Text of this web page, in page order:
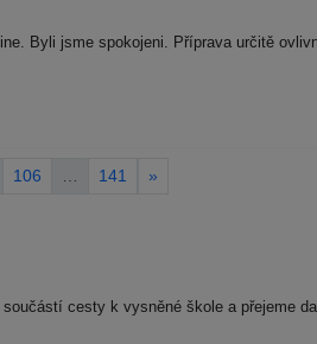
Byli jsme spokojeni. Příprava určitě
106 141 »
cesty k vysněné škole a přejeme